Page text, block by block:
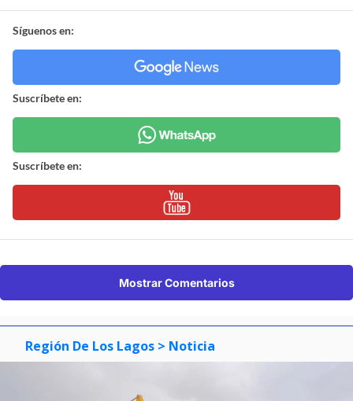
Síguenos en:
Suscríbete en:
Suscríbete en:
Mostrar Comentarios
Región De Los Lagos > Noticia